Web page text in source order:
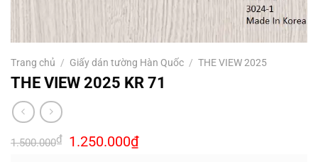
Trang chủ / Giấy dán tường Hàn Quốc / THE VIEW 2025
THE VIEW 2025 KR 71
1.500.000₫ Giá
gốc
1.250.000₫Giá
hiện